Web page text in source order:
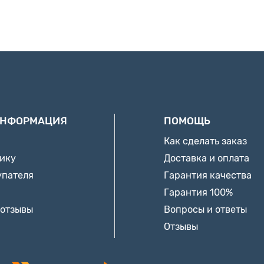
ПОМОЩЬ
Как сделать заказ
Доставка и оплата
Гарантия качества
Гарантия 100%
Вопросы и ответы
Отзывы